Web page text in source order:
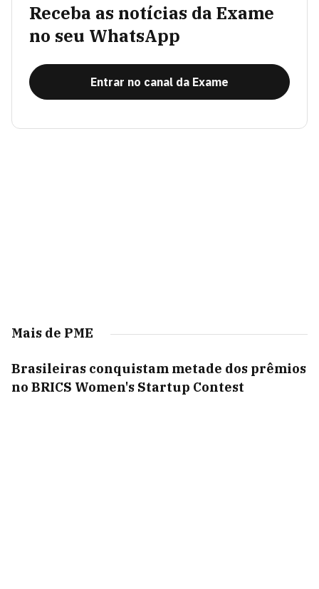
Receba as notícias da Exame
no seu WhatsApp
Entrar no canal da Exame
Mais de PME
Brasileiras conquistam metade dos prêmios
no BRICS Women's Startup Contest